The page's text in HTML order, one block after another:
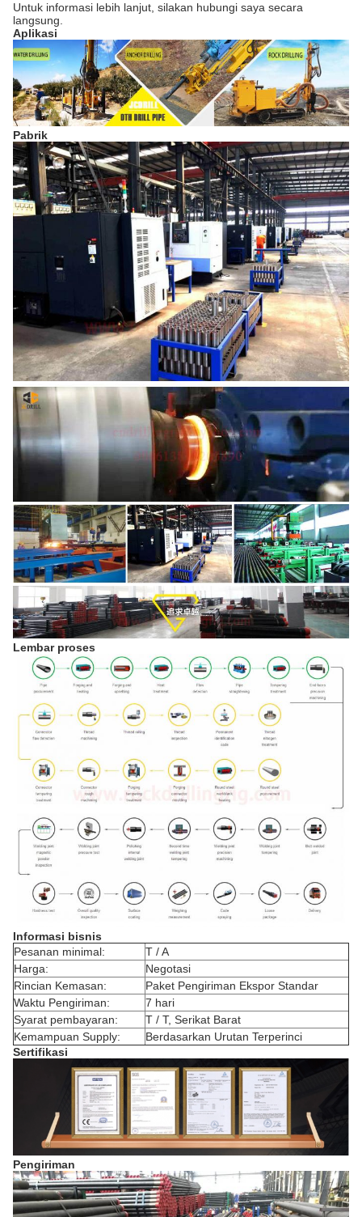
Untuk informasi lebih lanjut, silakan hubungi saya secara
langsung.
Aplikasi
Pabrik
Lembar proses
Informasi bisnis
Pesanan minimal:
T / A
Harga:
Negotasi
Rincian Kemasan:
Paket Pengiriman Ekspor Standar
Waktu Pengiriman:
7 hari
Syarat pembayaran:
T / T, Serikat Barat
Kemampuan Supply:
Berdasarkan Urutan Terperinci
Sertifikasi
Pengiriman